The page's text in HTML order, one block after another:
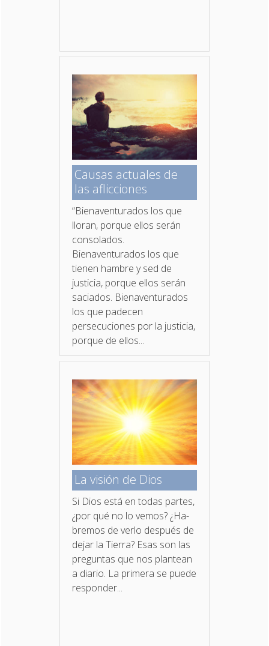
Causas actuales de
las aflicciones
“Bienaventurados los que
lloran, porque ellos serán
consolados.
Bienaventurados los que
tienen hambre y sed de
justicia, porque ellos serán
saciados. Bienaventurados
los que padecen
persecuciones por la justicia,
porque de ellos...
La visión de Dios
Si Dios está en todas partes,
¿por qué no lo vemos? ¿Ha­
bremos de verlo después de
dejar la Tierra? Esas son las
preguntas que nos plantean
a diario. La primera se puede
responder...